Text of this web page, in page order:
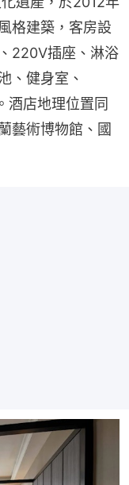
格建築，客房設
220V插座、淋浴
、健身室、
酒店地理位置同
藝術博物館、國